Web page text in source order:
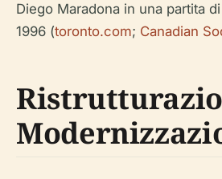
Diego Maradona in una partita
1996 (toronto.com; Canadian